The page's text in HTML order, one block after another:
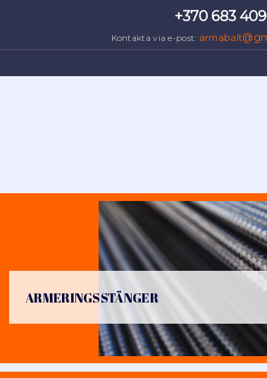
+370 683
Kontakta via e-post: armabalt
ARMERINGSSTÄNGER